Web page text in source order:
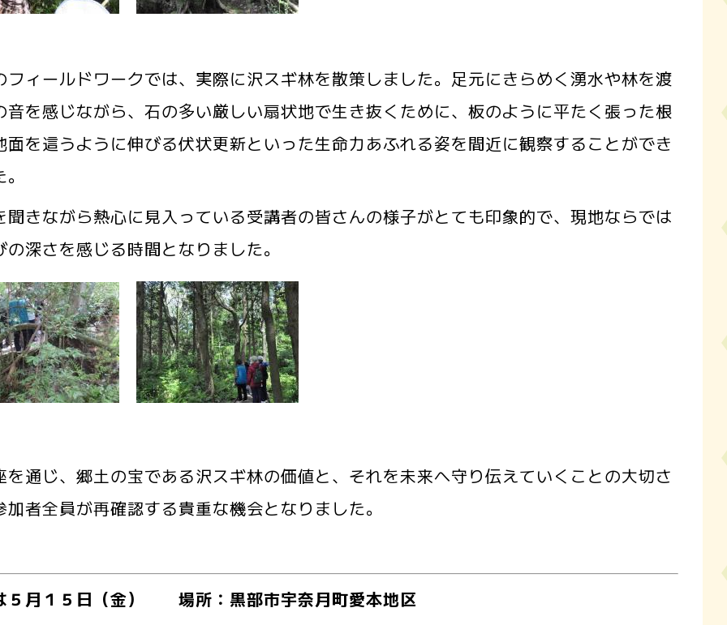
フィールドワークでは、実際に沢スギ林を散策しました。足元にきらめく湧水や林を渡
音を感じながら、石の多い厳しい扇状地で生き抜くために、板のように平たく張った根
面を這うように伸びる伏状更新といった生命力あふれる姿を間近に観察することができ
聞きながら熱心に見入っている受講者の皆さんの様子がとても印象的で、現地ならでは
の深さを感じる時間となりました。
を通じ、郷土の宝である沢スギ林の価値と、それを未来へ守り伝えていくことの大切さ
加者全員が再確認する貴重な機会となりました。
５月１５日（金） 場所：黒部市宇奈月町愛本地区